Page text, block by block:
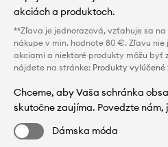
akciách a produktoch.
**Zľava je jednorazová, vzťahuje sa
nákupe v min. hodnote 80 €. Zľavu
akciami a niektoré produkty môžu byť
nájdete na stránke: Produkty vylúčené
Chceme, aby Vaša schránka
skutočne zaujíma. Povedzte nám,
Dámska móda